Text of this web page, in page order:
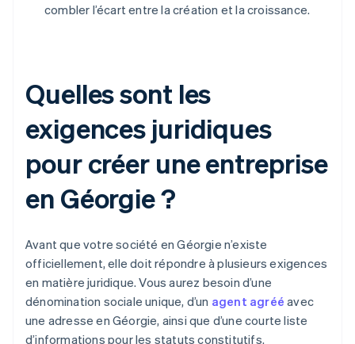
combler l’écart entre la création et la croissance.
Quelles sont les
exigences juridiques
pour créer une entreprise
en Géorgie ?
Avant que votre société en Géorgie n’existe
officiellement, elle doit répondre à plusieurs exigences
en matière juridique. Vous aurez besoin d’une
dénomination sociale unique, d’un agent agréé avec
une adresse en Géorgie, ainsi que d’une courte liste
d’informations pour les statuts constitutifs.